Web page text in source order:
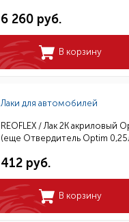
6 260 руб.
В корзину
Лаки для автомобилей
REOFLEX / Лак 2К акриловый
(еще Отвердитель Optim
412 руб.
В корзину